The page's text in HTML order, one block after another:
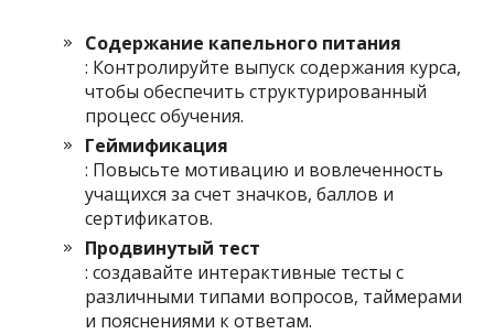
Содержание капельного питания
: Контролируйте выпуск содержания курса,
чтобы обеспечить структурированный
процесс обучения.
Геймификация
: Повысьте мотивацию и вовлеченность
учащихся за счет значков, баллов и
сертификатов.
Продвинутый тест
: создавайте интерактивные тесты с
различными типами вопросов, таймерами
и пояснениями к ответам.